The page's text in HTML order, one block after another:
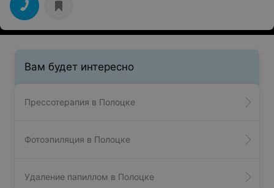
Вам будет интересно
Прессотерапия в Полоцке
Фотоэпиляция в Полоцке
Удаление папиллом в Полоцке